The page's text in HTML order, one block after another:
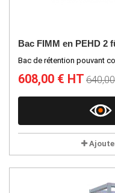
Bac FIMM en PEHD 2
Bac de rétention pouvant
608,00 € HT